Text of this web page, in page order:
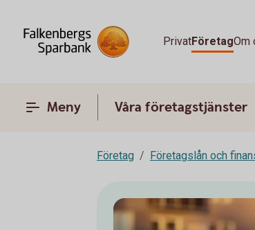
PrivatFöretagOm
Meny Våra företagstjänster
Företag Företagslån och